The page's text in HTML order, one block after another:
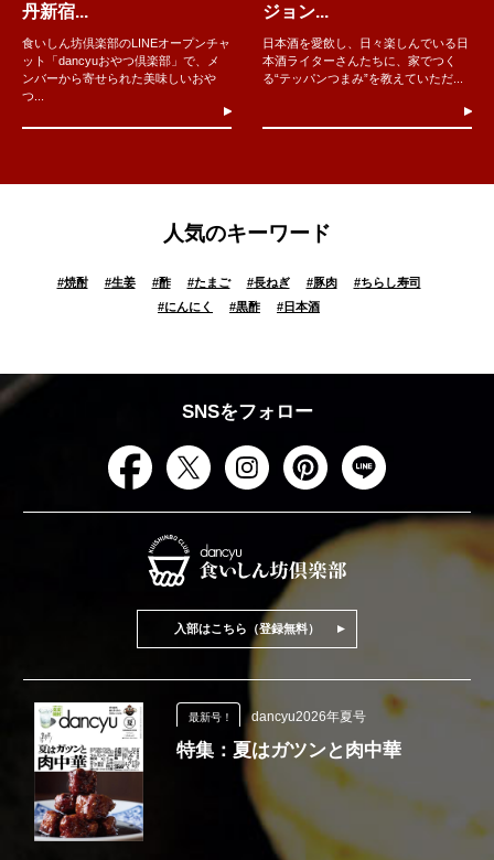
丹新宿...
食いしん坊倶楽部のLINEオープンチャ
ット「dancyuおやつ倶楽部」で、メ
ンバーから寄せられた美味しいおや
つ...
ジョン...
日本酒を愛飲し、日々楽しんでいる日
本酒ライターさんたちに、家でつく
る“テッパンつまみ”を教えていただ...
人気のキーワード
#焼酎 #生姜 #酢 #たまご #長ねぎ #豚肉 #ちらし寿司
#にんにく #黒酢 #日本酒
SNSをフォロー
入部はこちら（登録無料）
最新号！ dancyu2026年夏号
特集：夏はガツンと肉中華